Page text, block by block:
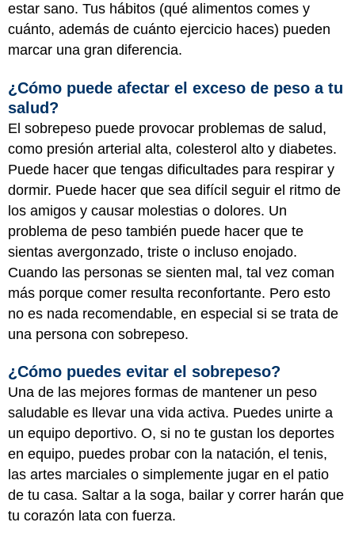
estar sano. Tus hábitos (qué alimentos comes y
cuánto, además de cuánto ejercicio haces) pueden
marcar una gran diferencia.
¿Cómo puede afectar el exceso de peso a tu
salud?
El sobrepeso puede provocar problemas de salud,
como presión arterial alta, colesterol alto y diabetes.
Puede hacer que tengas dificultades para respirar y
dormir. Puede hacer que sea difícil seguir el ritmo de
los amigos y causar molestias o dolores. Un
problema de peso también puede hacer que te
sientas avergonzado, triste o incluso enojado.
Cuando las personas se sienten mal, tal vez coman
más porque comer resulta reconfortante. Pero esto
no es nada recomendable, en especial si se trata de
una persona con sobrepeso.
¿Cómo puedes evitar el sobrepeso?
Una de las mejores formas de mantener un peso
saludable es llevar una vida activa. Puedes unirte a
un equipo deportivo. O, si no te gustan los deportes
en equipo, puedes probar con la natación, el tenis,
las artes marciales o simplemente jugar en el patio
de tu casa. Saltar a la soga, bailar y correr harán que
tu corazón lata con fuerza.